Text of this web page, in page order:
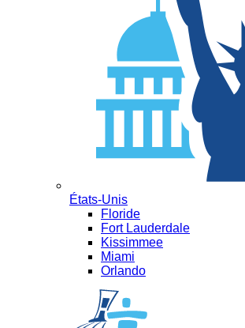
États-Unis
Floride
Fort Lauderdale
Kissimmee
Miami
Orlando